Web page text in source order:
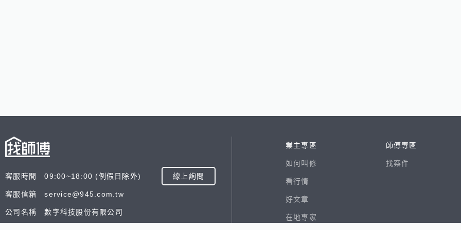
客服時間 09:00~18:00 (例假日除外) 線上詢問
客服信箱 service@945.com.tw
公司名稱 數字科技股份有限公司
業主專區
如何叫修
看行情
好文章
在地專家
師傅專區
找案件